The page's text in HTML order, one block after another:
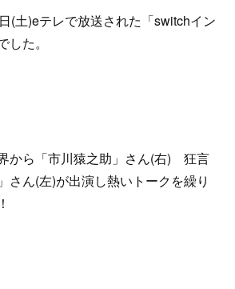
(土)eテレで放送された「switchイン
た。
から「市川猿之助」さん(右) 狂言
さん(左)が出演し熱いトークを繰り